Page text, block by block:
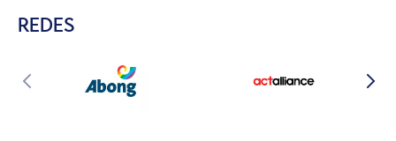
REDES